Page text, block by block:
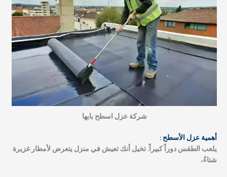
شركة عزل اسطح بابها
أهمية عزل الأسطح :
يلعب الطقس دوراً كبيراً. تخيل أنك تعيش في منزل يتعرض لأمطار غزيرة
شتاءً،